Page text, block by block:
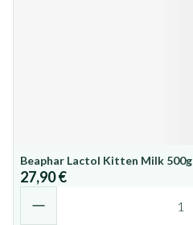
Beaphar Lactol Kitten Milk 500g
27,90 €